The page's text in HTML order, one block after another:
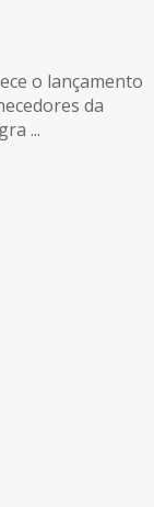
o lançamento
da
...